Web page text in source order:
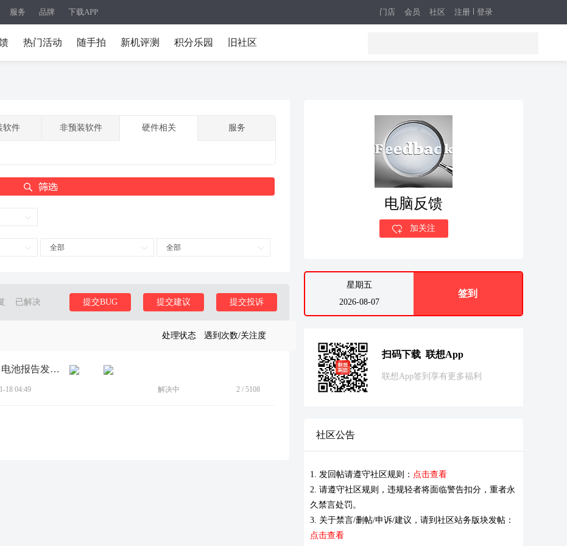
服务 品牌 下载APP 注册 登录
门店 会员 社区
热门活动 随手拍 新机评测 积分乐园 旧社区
软件 非预装软件 硬件相关 服务
全部 全部
已解决 提交投诉
提交建议
提交BUG
处理状态 遇到次数/关注度
[建议]新购Legion Y9000P 2025款，电池报告发现购买日前有两通电记录
18 04:49 解决中 2 / 5108
电脑反馈
加关注
星期五
2026-08-07
签到
扫码下载 联想App
联想App签到享有更多福利
社区公告
1. 发回帖请遵守社区规则： 点击查看
2. 请遵守社区规则，违规轻者将面临警告扣分，重者永
久禁言处罚。
3. 关于禁言/删帖/申诉/建议，请到社区站务版块发帖：
点击查看